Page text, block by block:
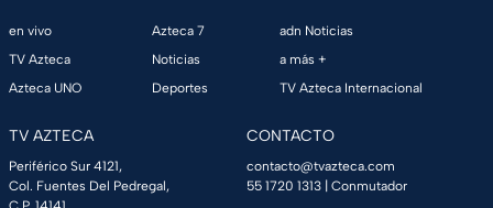
en vivo
TV Azteca
Azteca UNO
Azteca 7
Noticias
Deportes
adn Noticias
a más +
TV Azteca Internacional
TV AZTECA
Periférico Sur 4121,
Col. Fuentes Del Pedregal,
CONTACTO
contacto@tvazteca.com
55 1720 1313 | Conmutador